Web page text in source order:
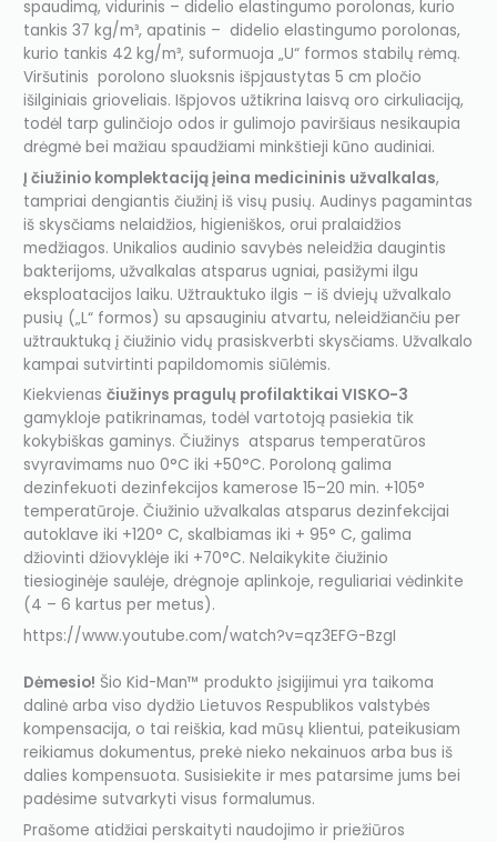
spaudimą, vidurinis – didelio elastingumo porolonas, kurio
tankis 37 kg/m³, apatinis – didelio elastingumo porolonas,
kurio tankis 42 kg/m³, suformuoja „U“ formos stabilų rėmą.
Viršutinis porolono sluoksnis išpjaustytas 5 cm pločio
išilginiais grioveliais. Išpjovos užtikrina laisvą oro cirkuliaciją,
todėl tarp gulinčiojo odos ir gulimojo paviršiaus nesikaupia
drėgmė bei mažiau spaudžiami minkštieji kūno audiniai.
Į čiužinio komplektaciją įeina medicininis užvalkalas,
tampriai dengiantis čiužinį iš visų pusių. Audinys pagamintas
iš skysčiams nelaidžios, higieniškos, orui pralaidžios
medžiagos. Unikalios audinio savybės neleidžia daugintis
bakterijoms, užvalkalas atsparus ugniai, pasižymi ilgu
eksploatacijos laiku. Užtrauktuko ilgis – iš dviejų užvalkalo
pusių („L“ formos) su apsauginiu atvartu, neleidžiančiu per
užtrauktuką į čiužinio vidų prasiskverbti skysčiams. Užvalkalo
kampai sutvirtinti papildomomis siūlėmis.
Kiekvienasčiužinys pragulų profilaktikai VISKO-3
gamykloje patikrinamas, todėl vartotoją pasiekia tik
kokybiškas gaminys. Čiužinys atsparus temperatūros
svyravimams nuo 0°C iki +50°C. Poroloną galima
dezinfekuoti dezinfekcijos kamerose 15–20 min. +105°
temperatūroje. Čiužinio užvalkalas atsparus dezinfekcijai
autoklave iki +120° C, skalbiamas iki + 95° C, galima
džiovinti džiovyklėje iki +70°C. Nelaikykite čiužinio
tiesioginėje saulėje, drėgnoje aplinkoje, reguliariai vėdinkite
(4 – 6 kartus per metus).
https://www.youtube.com/watch?v=qz3EFG-BzgI
Dėmesio! Šio Kid-Man™ produkto įsigijimui yra taikoma
dalinė arba viso dydžio Lietuvos Respublikos valstybės
kompensacija, o tai reiškia, kad mūsų klientui, pateikusiam
reikiamus dokumentus, prekė nieko nekainuos arba bus iš
dalies kompensuota. Susisiekite ir mes patarsime jums bei
padėsime sutvarkyti visus formalumus.
Prašome atidžiai perskaityti naudojimo ir priežiūros